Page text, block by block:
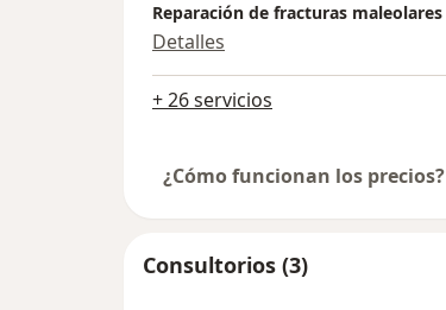
Reparación de fracturas maleolares
Detalles
+ 26 servicios
¿Cómo funcionan los precios?
Consultorios (3)